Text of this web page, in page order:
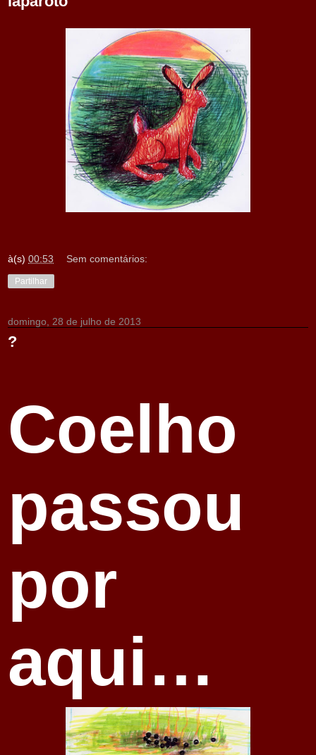
à(s) 00:53 Sem comentários:
Partilhar
domingo, 28 de julho de 2013
?
Coelho
passou
por
aqui…